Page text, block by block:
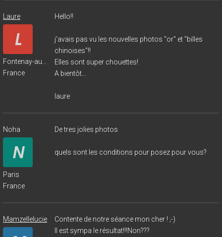
Laure
France
Hello!!
j'avais pas vu les nouvelles photos "or" et "billes
chinoises"!!
Elles sont super chouettes!
A bientôt...
laure
Noha
Paris
France
De tres jolies photos
quels sont les conditions pour posez pour vous?
Mamzellelucie
Contente de notre séance mon cher ! ;-)
Il est sympa le résultat!!!Non???